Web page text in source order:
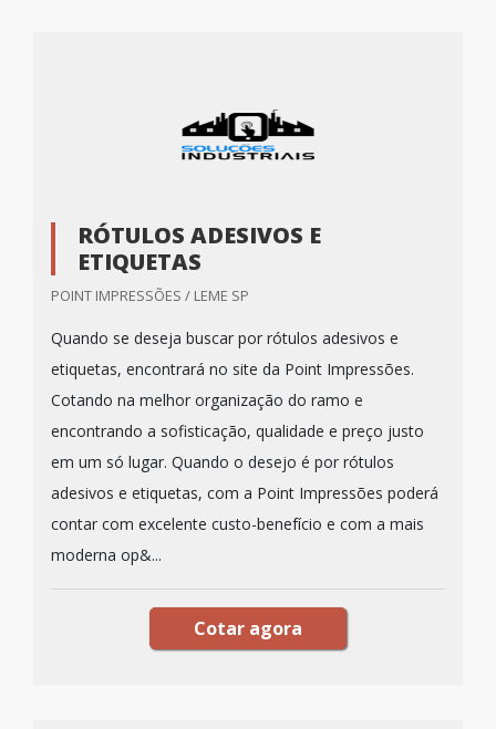
RÓTULOS ADESIVOS E
ETIQUETAS
POINT IMPRESSÕES / LEME SP
Quando se deseja buscar por rótulos adesivos e
etiquetas, encontrará no site da Point Impressões.
Cotando na melhor organização do ramo e
encontrando a sofisticação, qualidade e preço justo
em um só lugar. Quando o desejo é por rótulos
adesivos e etiquetas, com a Point Impressões poderá
contar com excelente custo-benefício e com a mais
moderna op&...
Cotar agora